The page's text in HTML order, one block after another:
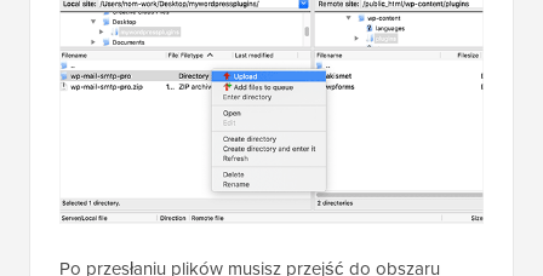
Po przesłaniu plików musisz przejść do obszaru